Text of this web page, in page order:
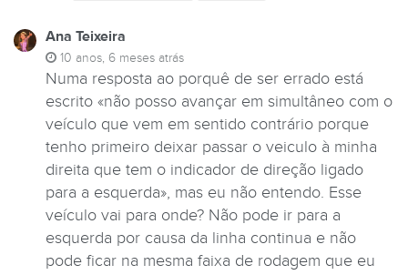
Ana Teixeira
10 anos, 6 meses atrás
Numa resposta ao porquê de ser errado está
escrito «não posso avançar em simultâneo com o
veículo que vem em sentido contrário porque
tenho primeiro deixar passar o veiculo à minha
direita que tem o indicador de direção ligado
para a esquerda», mas eu não entendo. Esse
veículo vai para onde? Não pode ir para a
esquerda por causa da linha continua e não
pode ficar na mesma faixa de rodagem que eu